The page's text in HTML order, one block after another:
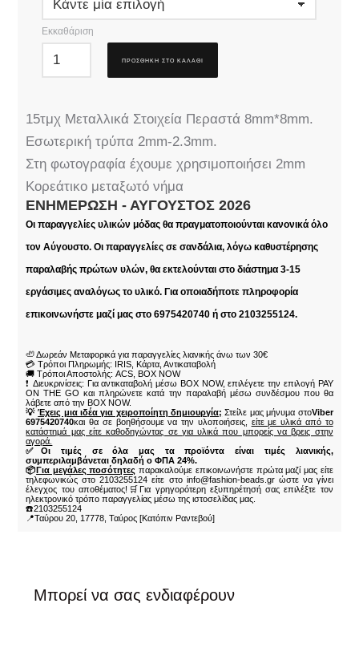
Εκκαθάριση
ΠΡΟΣΘΉΚΗ ΣΤΟ ΚΑΛΆΘΙ
15τμχ Μεταλλικά Στοιχεία Περαστά 8mm*8mm.
Εσωτερική τρύπα 2mm-2.3mm.
Στη φωτογραφία έχουμε χρησιμοποιήσει 2mm
Κορεάτικο μεταξωτό νήμα
ΕΝΗΜΈΡΩΣΗ - ΑΎΓΟΥΣΤΟΣ 2026
Οι παραγγελίες υλικών μόδας θα πραγματοποιούνται κανονικά όλο
τον Αύγουστο. Οι παραγγελίες σε σανδάλια, λόγω καθυστέρησης
παραλαβής πρώτων υλών, θα εκτελούνται στο διάστημα 3-15
εργάσιμες αναλόγως το υλικό. Για οποιαδήποτε πληροφορία
επικοινωνήστε μαζί μας στο 6975420740 ή στο 2103255124.
🦥 Δωρεάν Μεταφορικά για παραγγελίες λιανικής άνω των 30€
💳 Τρόποι Πληρωμής: IRIS, Κάρτα, Αντικαταβολή
🚚 Τρόποι Αποστολής: ACS, BOX NOW
❗ Διευκρινίσεις: Για αντικαταβολή μέσω BOX NOW, επιλέγετε την επιλογή PAY
ON THE GO και πληρώνετε κατά την παραλαβή μέσω συνδέσμου που θα
λάβετε από την BOX NOW.
💡Έχεις μια ιδέα για χειροποίητη δημιουργία; Στείλε μας μήνυμα στοViber
6975420740και θα σε βοηθήσουμε να την υλοποιήσεις, είτε με υλικά από το
κατάστημά μας είτε καθοδηγώντας σε για υλικά που μπορείς να βρεις στην
αγορά.
✅Οι τιμές σε όλα μας τα προϊόντα είναι τιμές λιανικής,
συμπεριλαμβάνεται δηλαδή ο ΦΠΑ 24%.
📦 Για μεγάλες ποσότητες παρακαλούμε επικοινωνήστε πρώτα μαζί μας είτε
τηλεφωνικώς στο 2103255124 είτε στο info@fashion-beads.gr ώστε να γίνει
έλεγχος του αποθέματος!🛒Για γρηγορότερη εξυπηρέτησή σας επιλέξτε τον
ηλεκτρονικό τρόπο παραγγελίας μέσω της ιστοσελίδας μας.
☎️2103255124
📍Ταύρου 20, 17778, Ταύρος [Κατόπιν Ραντεβού]
Μπορεί να σας ενδιαφέρουν